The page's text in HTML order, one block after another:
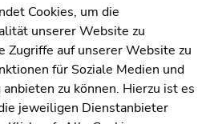
Cookies, um die
unserer Website zu
Zugriffe auf unserer Website zu
für Soziale Medien und
zu können. Hierzu ist es
jeweiligen Dienstanbieter